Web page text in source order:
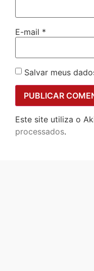
E-mail *
Salvar meus
Este site utiliza o
processados.